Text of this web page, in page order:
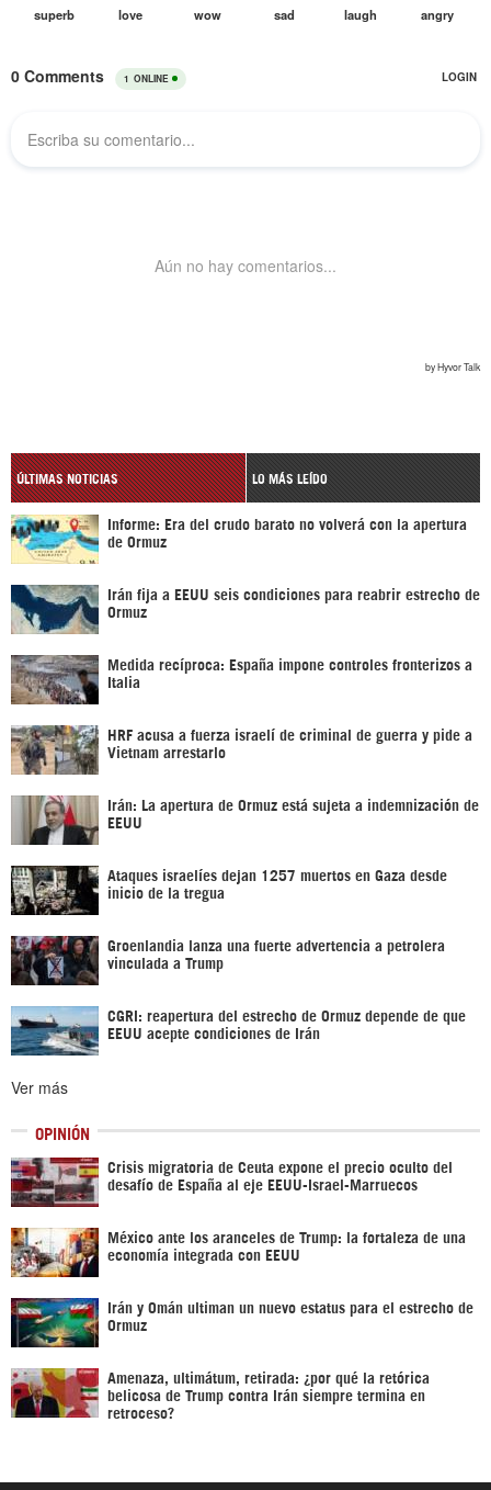
ÚLTIMAS NOTICIAS LO MÁS LEÍDO
Informe: Era del crudo barato no volverá con la apertura
de Ormuz
Irán fija a EEUU seis condiciones para reabrir estrecho de
Ormuz
Medida recíproca: España impone controles fronterizos a
Italia
HRF acusa a fuerza israelí de criminal de guerra y pide a
Vietnam arrestarlo
Irán: La apertura de Ormuz está sujeta a indemnización de
EEUU
Ataques israelíes dejan 1257 muertos en Gaza desde
inicio de la tregua
Groenlandia lanza una fuerte advertencia a petrolera
vinculada a Trump
CGRI: reapertura del estrecho de Ormuz depende de que
EEUU acepte condiciones de Irán
Ver más
OPINIÓN
Crisis migratoria de Ceuta expone el precio oculto del
desafío de España al eje EEUU-Israel-Marruecos
México ante los aranceles de Trump: la fortaleza de una
economía integrada con EEUU
Irán y Omán ultiman un nuevo estatus para el estrecho de
Ormuz
Amenaza, ultimátum, retirada: ¿por qué la retórica
belicosa de Trump contra Irán siempre termina en
retroceso?